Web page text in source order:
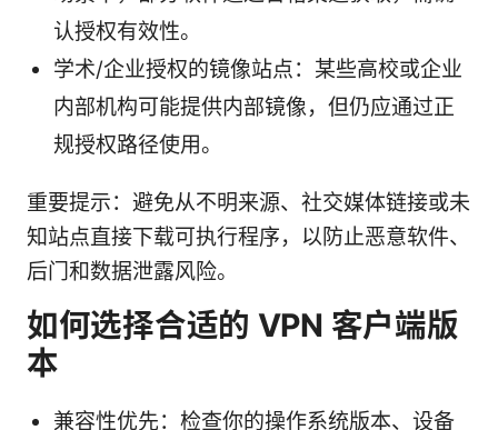
认授权有效性。
学术/企业授权的镜像站点：某些高校或企业
内部机构可能提供内部镜像，但仍应通过正
规授权路径使用。
重要提示：避免从不明来源、社交媒体链接或未
知站点直接下载可执行程序，以防止恶意软件、
后门和数据泄露风险。
如何选择合适的 VPN 客户端版
本
兼容性优先：检查你的操作系统版本、设备